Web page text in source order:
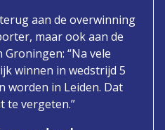
aan de overwinning
maar ook aan de
“Na vele
winnen in wedstrijd 5
worden in Leiden. Dat
te vergeten.”